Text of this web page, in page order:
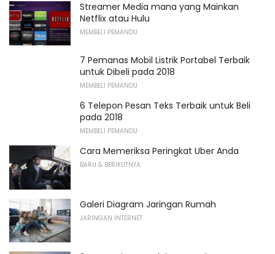
Streamer Media mana yang Mainkan
Netflix atau Hulu
MEMBELI PEMANDU
7 Pemanas Mobil Listrik Portabel Terbaik
untuk Dibeli pada 2018
MEMBELI PEMANDU
6 Telepon Pesan Teks Terbaik untuk Beli
pada 2018
MEMBELI PEMANDU
Cara Memeriksa Peringkat Uber Anda
BARU & BERIKUTNYA
Galeri Diagram Jaringan Rumah
JARINGAN INTERNET